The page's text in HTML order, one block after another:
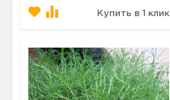
Купить в 1 клик